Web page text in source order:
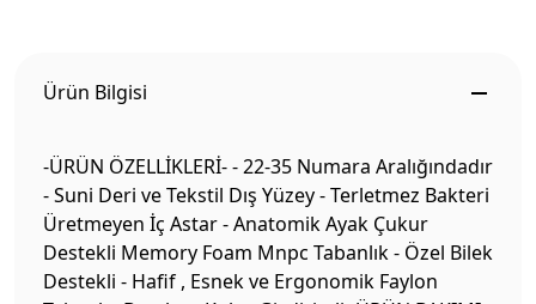
Ürün Bilgisi
-ÜRÜN ÖZELLİKLERİ- - 22-35 Numara Aralığındadır
- Suni Deri ve Tekstil Dış Yüzey - Terletmez Bakteri
Üretmeyen İç Astar - Anatomik Ayak Çukur
Destekli Memory Foam Mnpc Tabanlık - Özel Bilek
Destekli - Hafif , Esnek ve Ergonomik Faylon